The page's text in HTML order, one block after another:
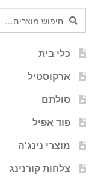
חיפוש
עבור:
חיפוש
כלי בית
ארקוסטיל
סולתם
פוד אפיל
מוצרי נינג'ה
צלחות קורנינג